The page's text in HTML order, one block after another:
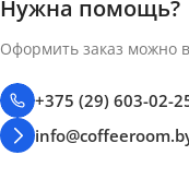
Нужна помощь?
Оформить заказ можно
+375 (29) 603-02-